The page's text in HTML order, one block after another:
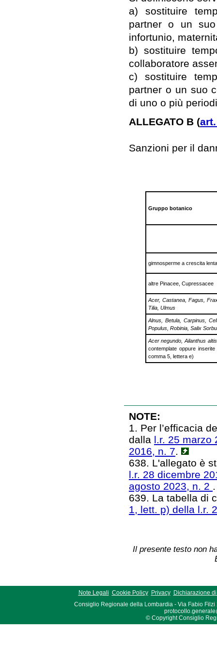
a) sostituire
partner o un
infortunio,
b) sostituire
collaboratore
c) sostituire
partner o un suo
di uno o più
ALLEGATO B (
Sanzioni per il
Gruppo botanico
gimnosperme a crescita
altre Pinacee, Cupressacee
Acer, Castanea, Fagus,
Tilia, Ulmus
Alnus, Betula, Carpinus,
Populus, Robinia, Salix
Acer negundo, Ailanthus
contemplate oppure
comma 5, lettera e)
NOTE:
1. Per l’efficacia
dalla l.r. 25 marzo
2016, n. 7
638. L'allegato è
l.r. 28 dicembre
agosto 2023, n. 2
639. La tabella di
1, lett. p) della l.r.
Il presente testo non
Note Legali Cookie Policy Privacy Dichiarazione
Consiglio Regionale della Lombardia - Via Fabio Filzi
© Copyright Consiglio